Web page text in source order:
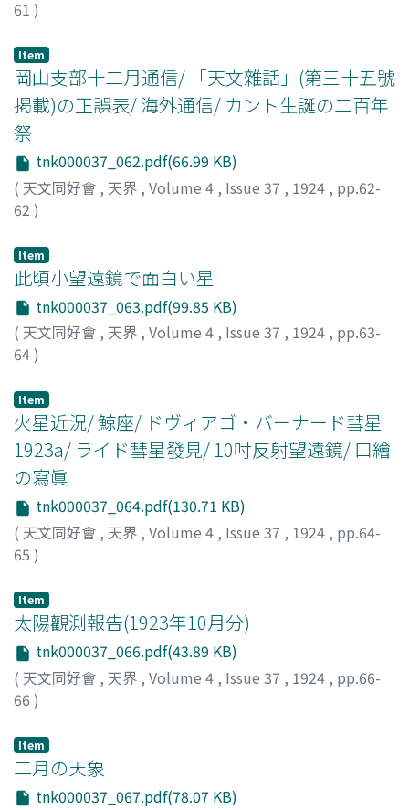
61 )
Item
岡山支部十二月通信/ 「天文雜話」(第三十五號
掲載)の正誤表/ 海外通信/ カント生誕の二百年
祭
tnk000037_062.pdf(66.99 KB)
( 天文同好會 , 天界 , Volume 4 , Issue 37 , 1924 , pp.62-
62 )
Item
此頃小望遠鏡で面白い星
tnk000037_063.pdf(99.85 KB)
( 天文同好會 , 天界 , Volume 4 , Issue 37 , 1924 , pp.63-
64)
Item
火星近況/ 鯨座/ ドヴィアゴ・バーナード彗星
1923a/ ライド彗星發見/ 10吋反射望遠鏡/ 口繪
の寫眞
tnk000037_064.pdf(130.71 KB)
( 天文同好會 , 天界 , Volume 4 , Issue 37 , 1924 , pp.64-
65 )
Item
太陽觀測報告(1923年10月分)
tnk000037_066.pdf(43.89 KB)
( 天文同好會 , 天界 , Volume 4 , Issue 37 , 1924 , pp.66-
66 )
Item
二月の天象
tnk000037_067.pdf(78.07 KB)